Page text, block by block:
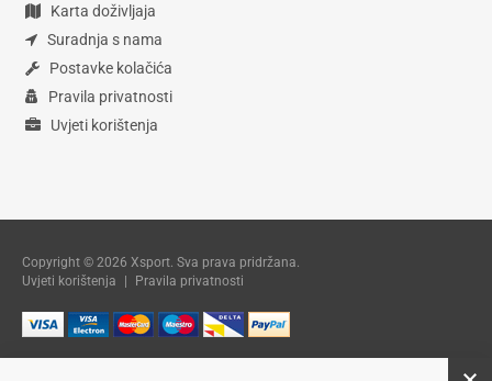
Karta doživljaja
Suradnja s nama
Postavke kolačića
Pravila privatnosti
Uvjeti korištenja
Copyright © 2026 Xsport. Sva prava pridržana.
Uvjeti korištenja
Pravila privatnosti